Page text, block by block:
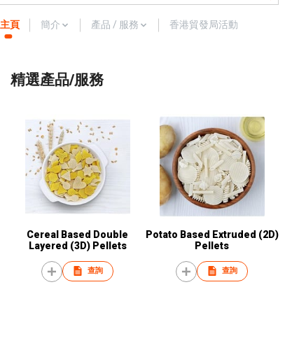
主頁 簡介 產品 / 服務 香港貿發局活動
精選產品/服務
Cereal Based Double
Layered (3D) Pellets
查詢
Potato Based Extruded (2D)
Pellets
查詢